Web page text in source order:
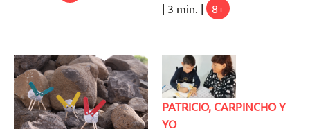
| 3 min. |
8+
PATRICIO, CARPINCHO Y
YO